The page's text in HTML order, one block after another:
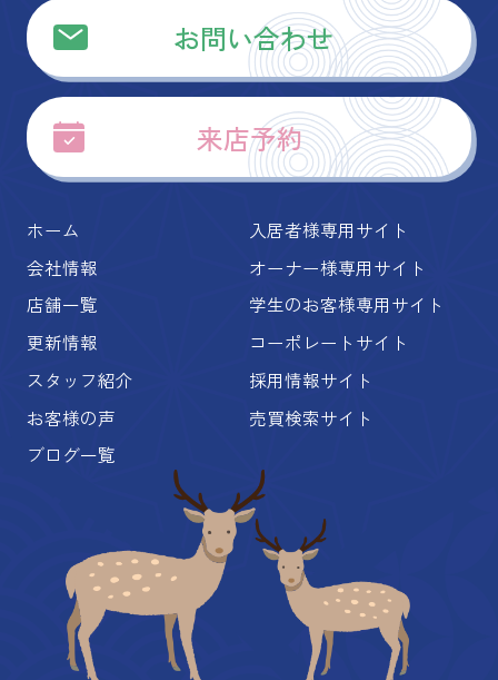
お問い合わせ
来店予約
ホーム
会社情報
店舗一覧
更新情報
スタッフ紹介
お客様の声
ブログ一覧
入居者様専用サイト
オーナー様専用サイト
学生のお客様専用サイト
コーポレートサイト
採用情報サイト
売買検索サイト